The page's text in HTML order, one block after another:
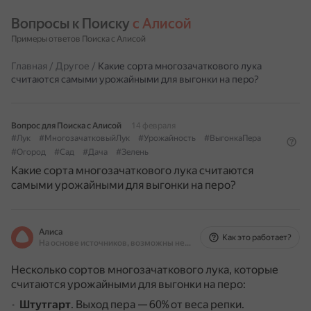
Вопросы к Поиску с Алисой
Примеры ответов Поиска с Алисой
Главная / Другое / Какие сорта многозачаткового лука
считаются самыми урожайными для выгонки на перо?
Вопрос для Поиска с Алисой
14 февраля
#Лук
#МногозачатковыйЛук #Урожайность
#ВыгонкаПера
#Огород
#Сад #Дача #Зелень
Какие сорта многозачаткового лука считаются
самыми урожайными для выгонки на перо?
Алиса
На основе источников, возможны неточности
Как это работает?
Несколько сортов многозачаткового лука, которые
считаются урожайными для выгонки на перо:
Штутгарт. Выход пера — 60% от веса репки.